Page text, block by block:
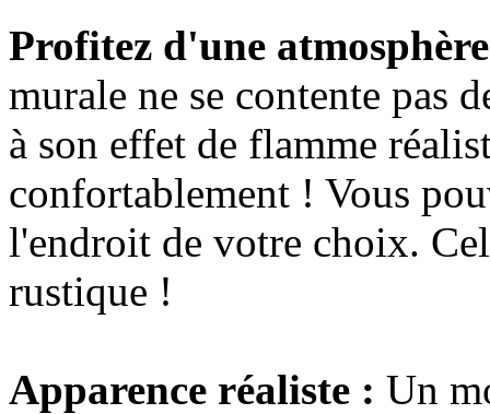
Profitez d'une
murale ne se contente pas
à son effet de flamme
confortablement ! Vous
l'endroit de votre choix.
rustique !
Apparence réaliste : Un